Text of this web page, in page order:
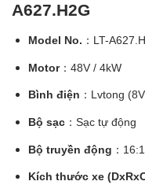
A627.H2G
Model No. ：LT-
Motor：48V / 4kW
Bình điện ：Lvtong
Bộ sạc：Sạc tự động
Bộ truyền động ：16:1
Kích thước xe